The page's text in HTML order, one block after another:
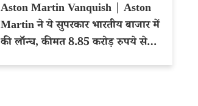
Aston Martin Vanquish | Aston
Martin ने ये सुपरकार भारतीय बाजार में
की लॉन्च, कीमत 8.85 करोड़ रुपये से